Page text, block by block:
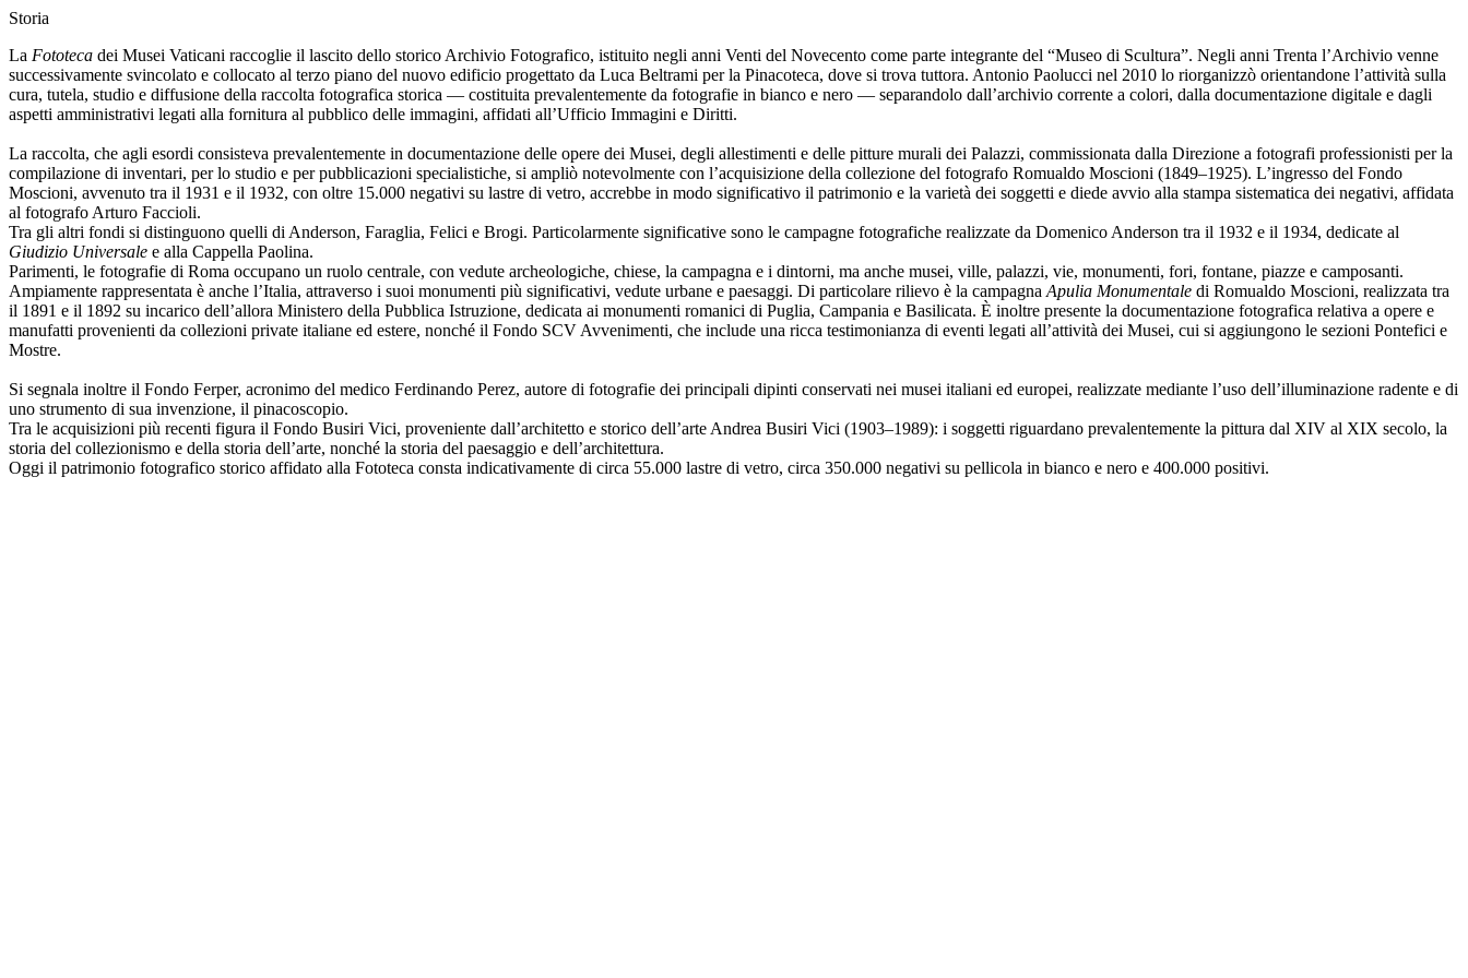
Storia
La Fototeca dei Musei Vaticani raccoglie il lascito dello storico Archivio Fotografico, istituito negli anni Venti del Novecento come parte integrante del “Museo di Scultura”. Negli anni Trenta l’Archivio venne
successivamente svincolato e collocato al terzo piano del nuovo edificio progettato da Luca Beltrami per la Pinacoteca, dove si trova tuttora. Antonio Paolucci nel 2010 lo riorganizzò orientandone l’attività sulla
cura, tutela, studio e diffusione della raccolta fotografica storica — costituita prevalentemente da fotografie in bianco e nero — separandolo dall’archivio corrente a colori, dalla documentazione digitale e dagli
aspetti amministrativi legati alla fornitura al pubblico delle immagini, affidati all’Ufficio Immagini e Diritti.
La raccolta, che agli esordi consisteva prevalentemente in documentazione delle opere dei Musei, degli allestimenti e delle pitture murali dei Palazzi, commissionata dalla Direzione a fotografi professionisti per la
compilazione di inventari, per lo studio e per pubblicazioni specialistiche, si ampliò notevolmente con l’acquisizione della collezione del fotografo Romualdo Moscioni (1849–1925). L’ingresso del Fondo
Moscioni, avvenuto tra il 1931 e il 1932, con oltre 15.000 negativi su lastre di vetro, accrebbe in modo significativo il patrimonio e la varietà dei soggetti e diede avvio alla stampa sistematica dei negativi, affidata
al fotografo Arturo Faccioli.
Tra gli altri fondi si distinguono quelli di Anderson, Faraglia, Felici e Brogi. Particolarmente significative sono le campagne fotografiche realizzate da Domenico Anderson tra il 1932 e il 1934, dedicate al
Giudizio Universale e alla Cappella Paolina.
Parimenti, le fotografie di Roma occupano un ruolo centrale, con vedute archeologiche, chiese, la campagna e i dintorni, ma anche musei, ville, palazzi, vie, monumenti, fori, fontane, piazze e camposanti.
Ampiamente rappresentata è anche l’Italia, attraverso i suoi monumenti più significativi, vedute urbane e paesaggi. Di particolare rilievo è la campagna Apulia Monumentale di Romualdo Moscioni, realizzata tra
il 1891 e il 1892 su incarico dell’allora Ministero della Pubblica Istruzione, dedicata ai monumenti romanici di Puglia, Campania e Basilicata. È inoltre presente la documentazione fotografica relativa a opere e
manufatti provenienti da collezioni private italiane ed estere, nonché il Fondo SCV Avvenimenti, che include una ricca testimonianza di eventi legati all’attività dei Musei, cui si aggiungono le sezioni Pontefici e
Mostre.
Si segnala inoltre il Fondo Ferper, acronimo del medico Ferdinando Perez, autore di fotografie dei principali dipinti conservati nei musei italiani ed europei, realizzate mediante l’uso dell’illuminazione radente e di
uno strumento di sua invenzione, il pinacoscopio.
Tra le acquisizioni più recenti figura il Fondo Busiri Vici, proveniente dall’architetto e storico dell’arte Andrea Busiri Vici (1903–1989): i soggetti riguardano prevalentemente la pittura dal XIV al XIX secolo, la
storia del collezionismo e della storia dell’arte, nonché la storia del paesaggio e dell’architettura.
Oggi il patrimonio fotografico storico affidato alla Fototeca consta indicativamente di circa 55.000 lastre di vetro, circa 350.000 negativi su pellicola in bianco e nero e 400.000 positivi.